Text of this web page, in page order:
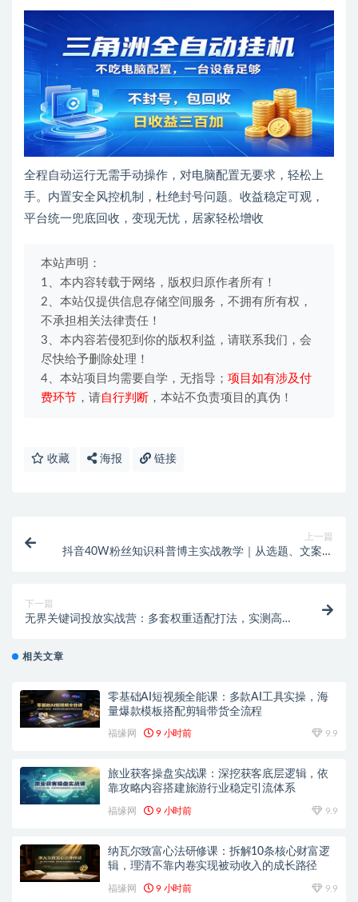
全程自动运行无需手动操作，对电脑配置无要求，轻松上
手。内置安全风控机制，杜绝封号问题。收益稳定可观，
平台统一兜底回收，变现无忧，居家轻松增收
本站声明：
1、本内容转载于网络，版权归原作者所有！
2、本站仅提供信息存储空间服务，不拥有所有权，
不承担相关法律责任！
3、本内容若侵犯到你的版权利益，请联系我们，会
尽快给予删除处理！
4、本站项目均需要自学，无指导； 项目如有涉及付
费环节 ，请自行判断 ，本站不负责项目的真伪！
收藏 海报 链接
上一篇
抖音40W粉丝知识科普博主实战教学｜从选题、文案、
下一篇
无界关键词投放实战营：多套权重适配打法，实测高投
相关文章
零基础AI短视频全能课：多款AI工具实操，海
量爆款模板搭配剪辑带货全流程
福缘网 9 小时前 9.9
旅业获客操盘实战课：深挖获客底层逻辑，依
靠攻略内容搭建旅游行业稳定引流体系
福缘网 9 小时前 9.9
纳瓦尔致富心法研修课：拆解10条核心财富逻
辑，理清不靠内卷实现被动收入的成长路径
福缘网 9 小时前 9.9